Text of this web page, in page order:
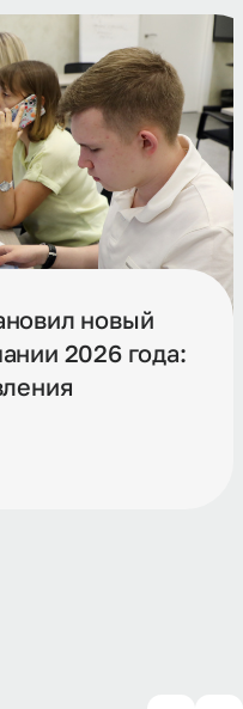
новый
2026 года: